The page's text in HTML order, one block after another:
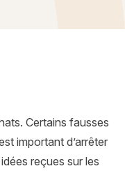
10 idées reçues
Certains fausses
important d’arrêter
reçues sur les